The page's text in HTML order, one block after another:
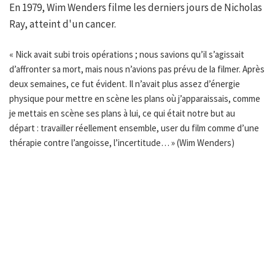
En 1979, Wim Wenders filme les derniers jours de Nicholas
Ray, atteint d'un cancer.
« Nick avait subi trois opérations ; nous savions qu’il s’agissait
d’affronter sa mort, mais nous n’avions pas prévu de la filmer. Après
deux semaines, ce fut évident. Il n’avait plus assez d’énergie
physique pour mettre en scène les plans où j’apparaissais, comme
je mettais en scène ses plans à lui, ce qui était notre but au
départ : travailler réellement ensemble, user du film comme d’une
thérapie contre l’angoisse, l’incertitude… » (Wim Wenders)